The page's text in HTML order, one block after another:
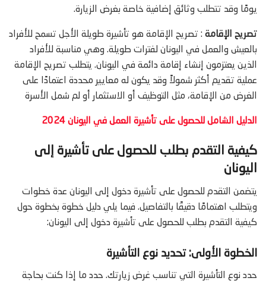
يومًا وقد تتطلب وثائق إضافية خاصة بغرض الزيارة.
تصريح الإقامة : تصريح الإقامة هو تأشيرة طويلة الأجل تسمح للأفراد
بالعيش والعمل في اليونان لفترات طويلة. وهي مناسبة للأفراد
الذين يعتزمون إنشاء إقامة دائمة في اليونان. يتطلب تصريح الإقامة
عملية تقديم أكثر شمولاً وقد يكون له معايير محددة اعتمادًا على
الغرض من الإقامة، مثل التوظيف أو الاستثمار أو لم شمل الأسرة
الدليل الشامل للحصول على تأشيرة العمل في اليونان 2024
كيفية التقدم بطلب للحصول على تأشيرة إلى
اليونان
يتضمن التقدم للحصول على تأشيرة دخول إلى اليونان عدة خطوات
ويتطلب اهتمامًا دقيقًا بالتفاصيل. فيما يلي دليل خطوة بخطوة حول
كيفية التقدم بطلب للحصول على تأشيرة دخول إلى اليونان:
الخطوة الأولى: تحديد نوع التأشيرة
حدد نوع التأشيرة التي تناسب غرض زيارتك. حدد ما إذا كنت بحاجة